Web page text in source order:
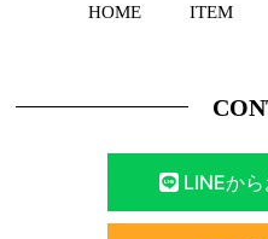
HOME ITEM
LINEか